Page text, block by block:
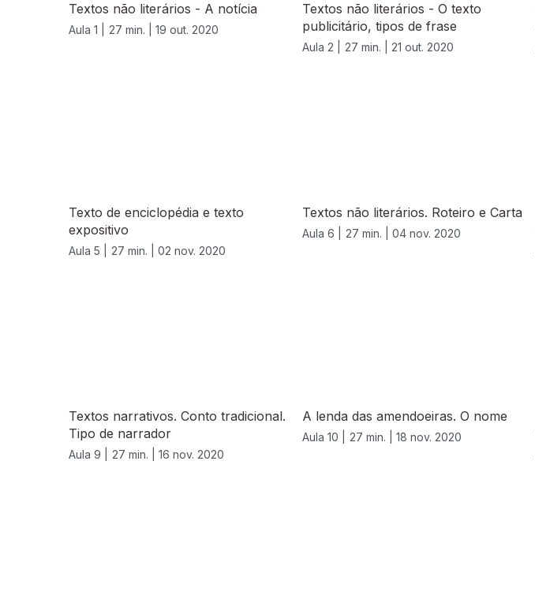
Textos não literários - A notícia
Aula 1 | 27 min. | 19 out. 2020
Textos não literários - O texto
publicitário, tipos de frase
Aula 2 | 27 min. | 21 out. 2020
Texto de enciclopédia e texto
expositivo
Aula 5 | 27 min. | 02 nov. 2020
Textos não literários. Roteiro e Carta
Aula 6 | 27 min. | 04 nov. 2020
Textos narrativos. Conto tradicional.
Tipo de narrador
Aula 9 | 27 min. | 16 nov. 2020
A lenda das amendoeiras. O nome
Aula 10 | 27 min. | 18 nov. 2020